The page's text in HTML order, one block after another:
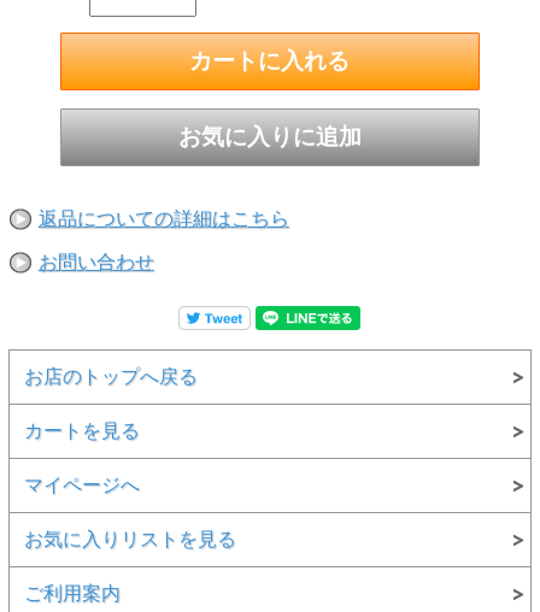
形状： スライス、顕著なショックベインあり
返品についての詳細はこちら
お問い合わせ
お店のトップへ戻る
カートを見る
マイページへ
お気に入りリストを見る
ご利用案内